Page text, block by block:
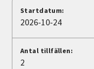
Avdelningar
Lyssna
Startdatum:
2026-10-24
Antal tillfällen:
2